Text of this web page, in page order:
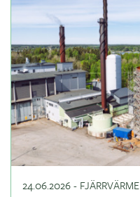
24.06.2026- FJÄRRVÄRME